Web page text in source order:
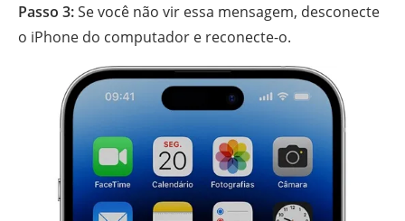
Passo 3:Se você não vir essa mensagem, desconecte
o iPhone do computador e reconecte-o.